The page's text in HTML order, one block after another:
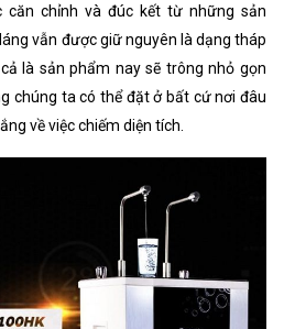
căn chỉnh và đúc kết từ những sản
vẫn được giữ nguyên là dạng tháp
là sản phẩm nay sẽ trông nhỏ gọn
chúng ta có thể đặt ở bất cứ nơi đâu
về việc chiếm diện tích.